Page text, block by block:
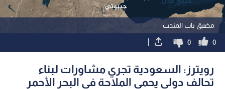
مضيق باب المندب
0
0
رويترز: السعودية تجري مشاورات لبناء
تحالف دولي يحمي الملاحة في البحر الأحمر